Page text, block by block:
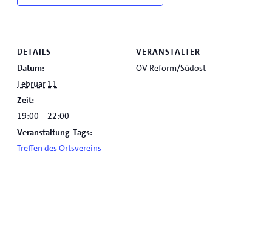
DETAILS
Datum:
Februar 11
Zeit:
19:00 – 22:00
Veranstaltung-Tags:
Treffen des Ortsvereins
VERANSTALTER
OV Reform/Südost